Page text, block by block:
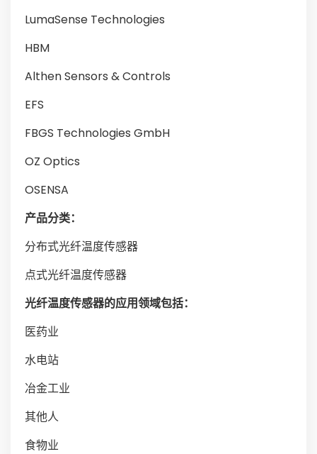
LumaSense Technologies
HBM
Althen Sensors & Controls
EFS
FBGS Technologies GmbH
OZ Optics
OSENSA
产品分类：
分布式光纤温度传感器
点式光纤温度传感器
光纤温度传感器的应用领域包括：
医药业
水电站
冶金工业
其他人
食物业